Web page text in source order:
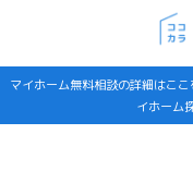
マイホーム無料相談の詳細はこ
イホーム